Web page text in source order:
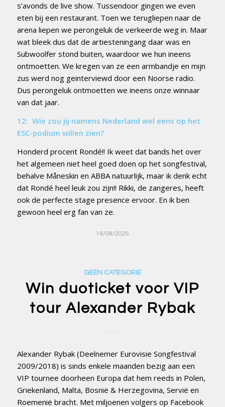
s’avonds de live show. Tussendoor gingen we even
eten bij een restaurant. Toen we terugliepen naar de
arena liepen we perongeluk de verkeerde weg in. Maar
wat bleek dus dat de artiesteningang daar was en
Subwoolfer stond buiten, waardoor we hun ineens
ontmoetten. We kregen van ze een armbandje en mijn
zus werd nog geinterviewd door een Noorse radio.
Dus perongeluk ontmoetten we ineens onze winnaar
van dat jaar.
12: Wie zou jij namens Nederland wel eens op het
ESC-podium willen zien?
Honderd procent Rondé!! Ik weet dat bands het over
het algemeen niet heel goed doen op het songfestival,
behalve Måneskin en ABBA natuurlijk, maar ik denk echt
dat Rondé heel leuk zou zijn!! Rikki, de zangeres, heeft
ook de perfecte stage presence ervoor. En ik ben
gewoon heel erg fan van ze.
19/08/2025
GEEN CATEGORIE
Win duoticket voor VIP
tour Alexander Rybak
Alexander Rybak (Deelnemer Eurovisie Songfestival
2009/2018) is sinds enkele maanden bezig aan een
VIP tournee doorheen Europa dat hem reeds in Polen,
Griekenland, Malta, Bosnië & Herzegovina, Servië en
Roemenië bracht. Met miljoenen volgers op Facebook